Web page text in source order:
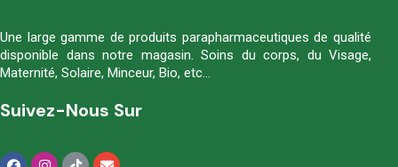
Une large gamme de produits parapharmaceutiques de qualité
disponible dans notre magasin. Soins du corps, du Visage,
Maternité, Solaire, Minceur, Bio, etc…
Suivez-Nous Sur